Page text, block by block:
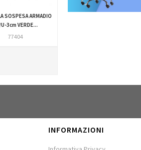
SOSPESA ARMADIO
3cm VERDE...
77404
INFORMAZIONI